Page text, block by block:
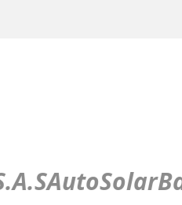
AutoSolar